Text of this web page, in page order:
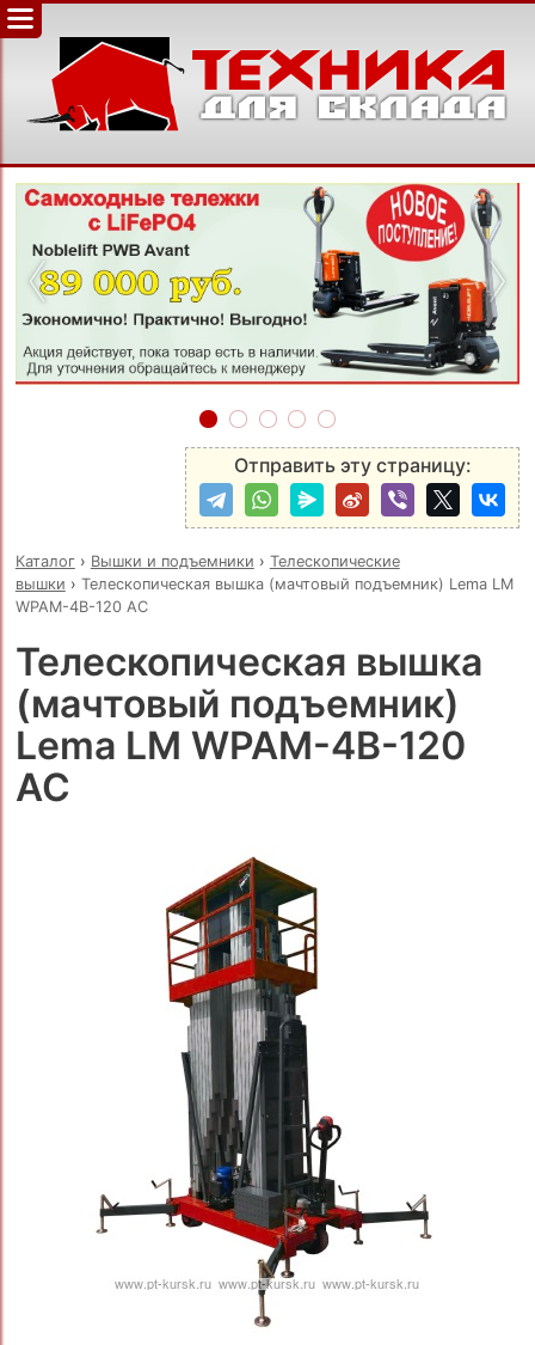
‹ ›
Отправить эту страницу:
Каталог› Вышки и подъемники › Телескопические
вышки › Телескопическая вышка (мачтовый подъемник) Lema LM
WPAM-4B-120 AC
Телескопическая вышка
(мачтовый подъемник)
Lema LM WPAM-4B-120
AC